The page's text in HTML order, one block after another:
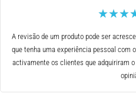
tipos
de…
A revisão de um produto pode ser
que tenha uma experiência pessoal com
activamente os clientes que adquiriram